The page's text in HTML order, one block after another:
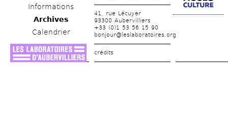
Informations
Archives
Calendrier
41, rue Lécuyer
93300 Aubervilliers
+33 (0)1 53 56 15 90
bonjour@leslaboratoires.org
crédits